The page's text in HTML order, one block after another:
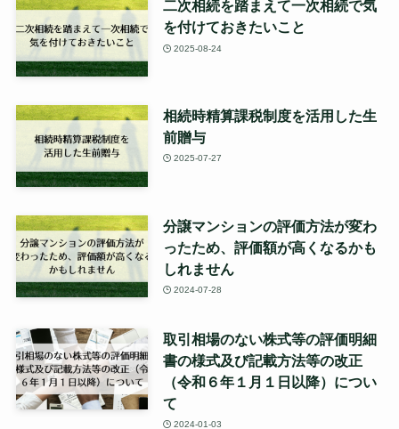
二次相続を踏まえて一次相続で気
を付けておきたいこと
2025-08-24
相続時精算課税制度を活用した生
前贈与
2025-07-27
分譲マンションの評価方法が変わ
ったため、評価額が高くなるかも
しれません
2024-07-28
取引相場のない株式等の評価明細
書の様式及び記載方法等の改正
（令和６年１月１日以降）につい
て
2024-01-03